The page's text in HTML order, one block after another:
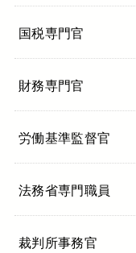
国税専門官
財務専門官
労働基準監督官
法務省専門職員
裁判所事務官